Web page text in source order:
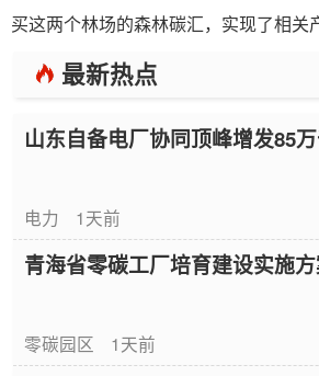
买这两个林场的森林碳汇，实现了相关
最新热点
山东自备电厂协同顶峰增发85
电力 1天前
青海省零碳工厂培育建设实施
零碳园区 1天前